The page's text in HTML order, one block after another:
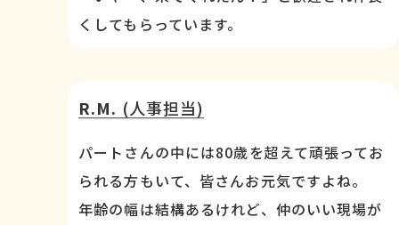
くしてもらっています。
R.M. (人事担当)
パートさんの中には80歳を超えて頑張ってお
られる方もいて、皆さんお元気ですよね。
年齢の幅は結構あるけれど、仲のいい現場が